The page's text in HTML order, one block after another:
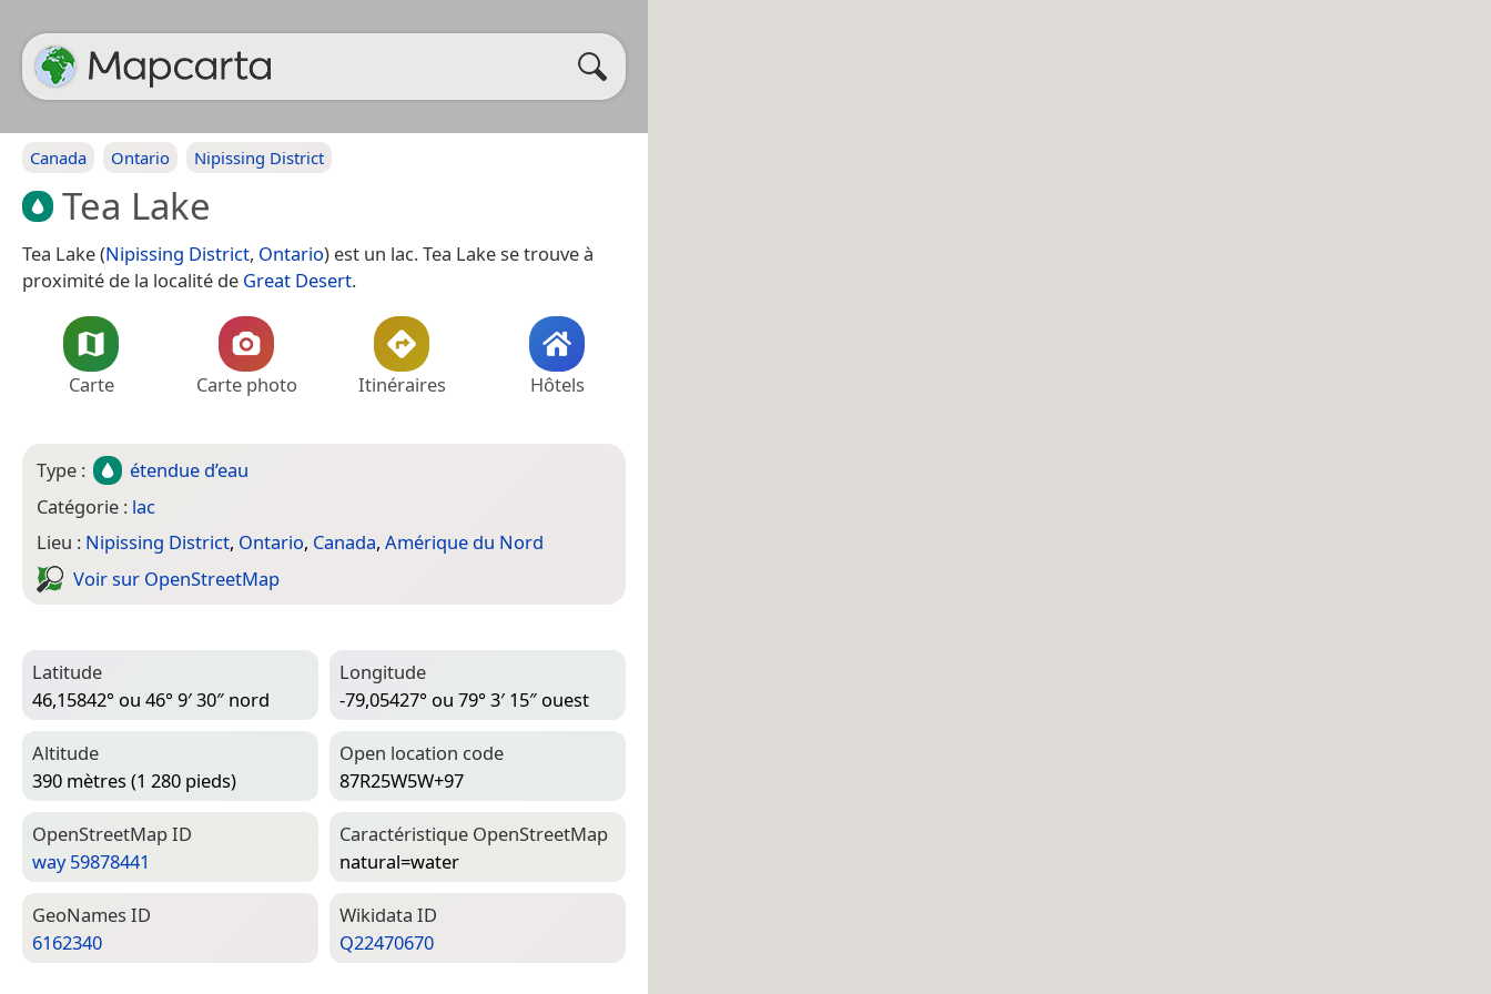
Canada Ontario Nipissing District
Tea Lake
Tea Lake (Nipissing District, Ontario) est un lac. Tea Lake se trouve à
proximité de la localité de Great Desert.
Carte Carte photo Itinéraires Hôtels
Type :
étendue d’eau
Catégorie : lac
Lieu : Nipissing District, Ontario, Canada, Amérique du Nord
Voir sur Open­Street­Map
Latitude
46,15842° ou 46° 9′ 30″ nord
Longitude
-79,05427° ou 79° 3′ 15″ ouest
Altitude
390 mètres (1 280 pieds)
Open location code
87R25W5W+97
Open­Street­Map ID
way 59878441
Caractéristique Open­Street­Map
natural=­water
Geo­Names ID
6162340
Wiki­data ID
Q22470670